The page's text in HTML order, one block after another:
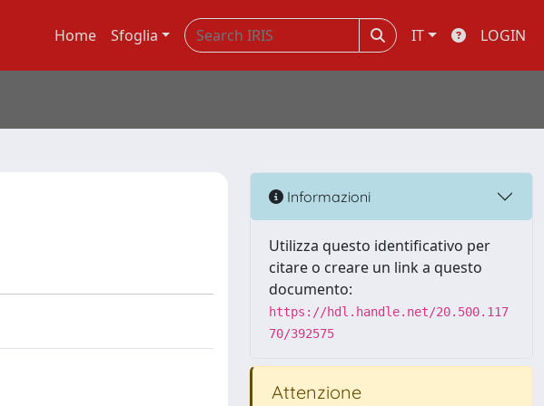
Home Sfoglia IT LOGIN
Informazioni
Utilizza questo identificativo per
citare o creare un link a questo
documento:
https://hdl.handle.net/20.500.117
70/392575
Attenzione